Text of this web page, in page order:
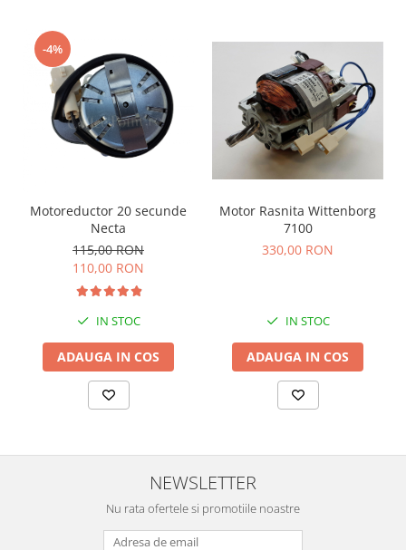
-4%
Motoreductor 20 secunde
Necta
115,00 RON
110,00 RON
IN STOC
ADAUGA IN COS
Motor Rasnita Wittenborg
7100
330,00 RON
IN STOC
ADAUGA IN COS
NEWSLETTER
Nu rata ofertele si promotiile noastre